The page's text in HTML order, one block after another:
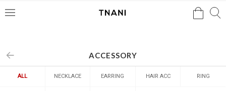
메
검색
ACCESSORY
ALL NECKLACE EARRING HAIR ACC RING